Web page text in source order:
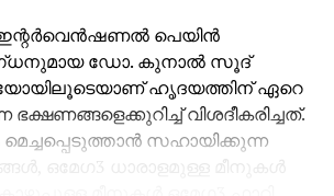
ഇന്റര്‍വെന്‍ഷണല്‍ പെയിന്‍
ഡോ. കുനാല്‍ സൂദ്
ഹൃദയത്തിന് ഏറെ
വിശദീകരിച്ചത്.
സഹായിക്കുന്ന
ഒമേഗ3 ധാരാളമുള്ള മീനുകള്‍